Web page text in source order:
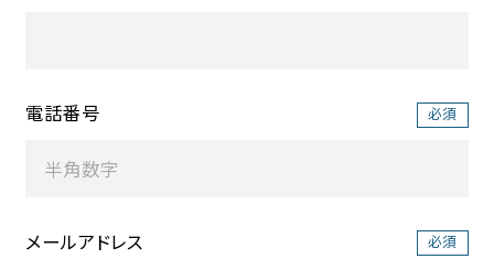
電話番号
メールアドレス